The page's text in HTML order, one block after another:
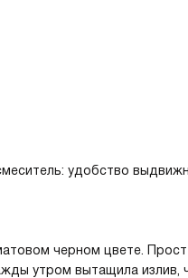
удобство
черном цвете.
утром вытащила